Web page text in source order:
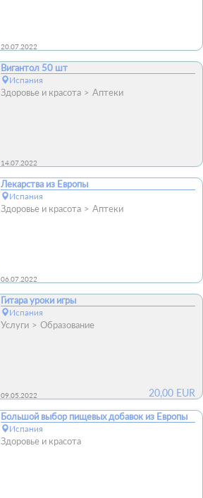
20.07.2022
Вигантол 50 шт
Испания
Здоровье и красота Аптеки
14.07.2022
Лекарства из Европы
Испания
Здоровье и красота Аптеки
06.07.2022
Гитара уроки игры
Испания
Услуги Образование
09.05.2022 20,00 EUR
Большой выбор пищевых добавок из Европы
Испания
Здоровье и красота